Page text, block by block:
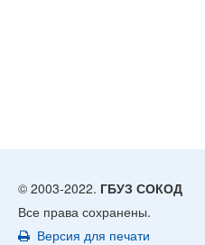
© 2003-2022. ГБУЗ СОКОД
Все права сохранены.
Версия для печати